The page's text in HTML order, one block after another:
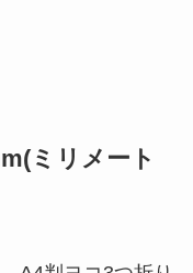
ミリメート